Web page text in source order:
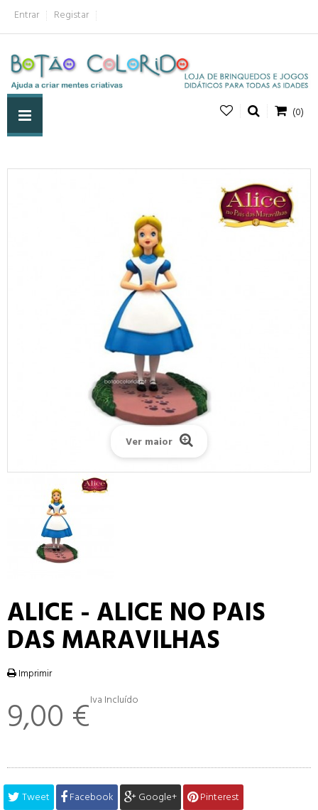
Entrar Registar
(0)
Ver maior
ALICE - ALICE NO PAIS
DAS MARAVILHAS
Imprimir
9,00 €Iva Incluído
Tweet Facebook Google+ Pinterest